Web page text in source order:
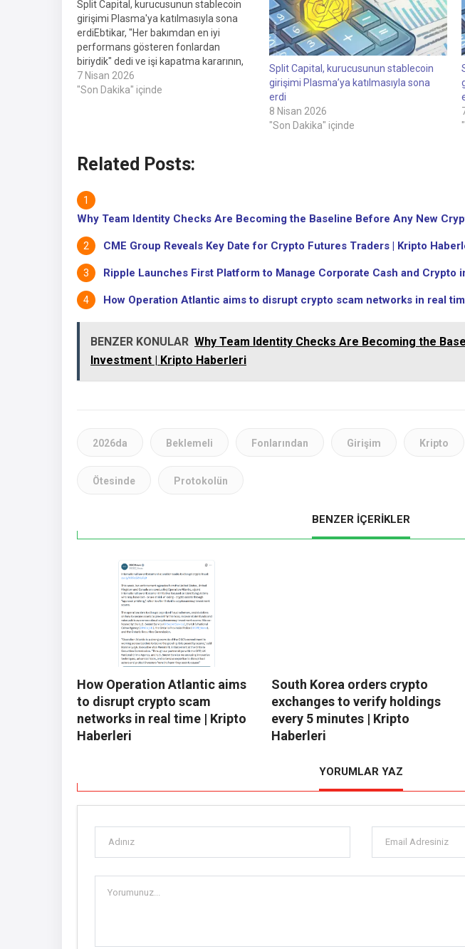
Split Capital, kurucusunun stablecoin
girişimi Plasma'ya katılmasıyla sona
erdiEbtikar, "Her bakımdan en iyi
performans gösteren fonlardan
biriydik" dedi ve işi kapatma kararının,
kripto piyasasının hedge fonların
yakalamak için tasarladığı stratejilerden
gazeteciliğe kendini adamıştır.İlgili:
7 Nisan 2026
"Son Dakika" içinde
Split Capital, kurucusunun stablecoin
girişimi Plasma’ya katılmasıyla sona
erdi
8 Nisan 2026
"Son Dakika" içinde
Related Posts:
Why Team Identity Checks Are Becoming the Baseline Before Any New
CME Group Reveals Key Date for Crypto Futures Traders | Kripto
Ripple Launches First Platform to Manage Corporate Cash and Crypto
How Operation Atlantic aims to disrupt crypto scam networks in real
BENZER KONULAR Why Team Identity Checks Are Becoming the
Investment | Kripto Haberleri
2026da Beklemeli Fonlarından Girişim Kripto
Ötesinde Protokolün
BENZER İÇERİKLER
How Operation Atlantic aims
to disrupt crypto scam
networks in real time | Kripto
Haberleri
South Korea orders crypto
exchanges to verify holdings
every 5 minutes | Kripto
Haberleri
YORUMLAR YAZ